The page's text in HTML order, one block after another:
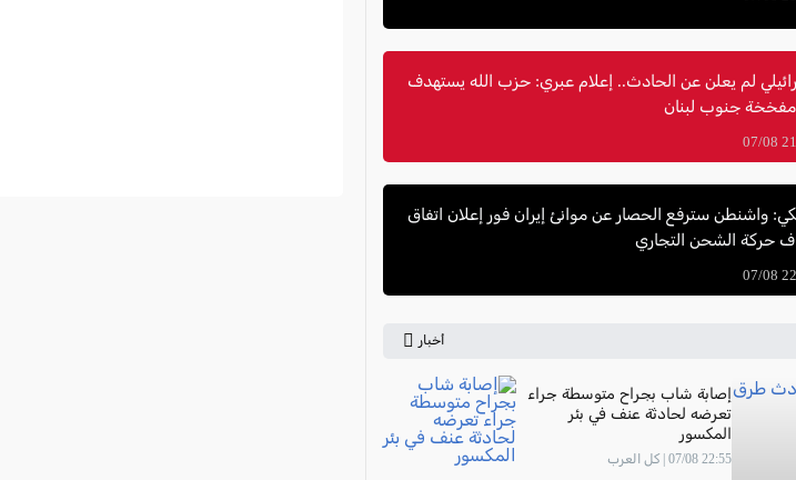
لم يعلن عن الحادث.. إعلام عبري: حزب الله يستهدف
جنوب لبنان
واشنطن سترفع الحصار عن موانئ إيران فور إعلان اتفاق
حركة الشحن التجاري
أخبار
إصابة شاب بجراح متوسطة جراء
تعرضه لحادثة عنف في بئر
المكسور
22:55 07/08 | كل العرب